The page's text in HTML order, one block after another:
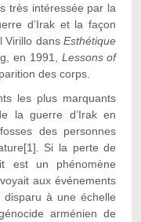
très intéressée par la
d’Irak et la façon
Virillo dansEsthétique
en 1991, Lessons of
des corps.
les plus marquants
la guerre d’Irak en
des personnes
[1] . Si la perte de
est un phénomène
aux événements
à une échelle
arménien de